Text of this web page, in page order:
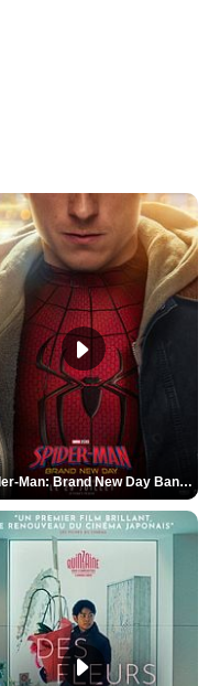
Spider-Man: Brand New Day Bande-annonce VO STFR